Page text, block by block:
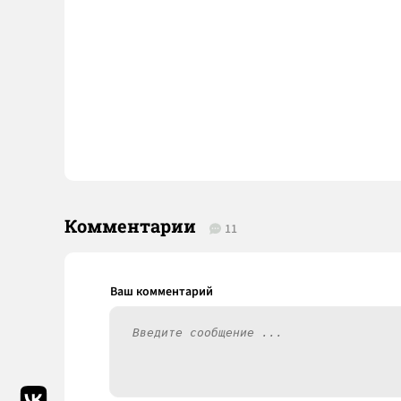
Комментарии 11